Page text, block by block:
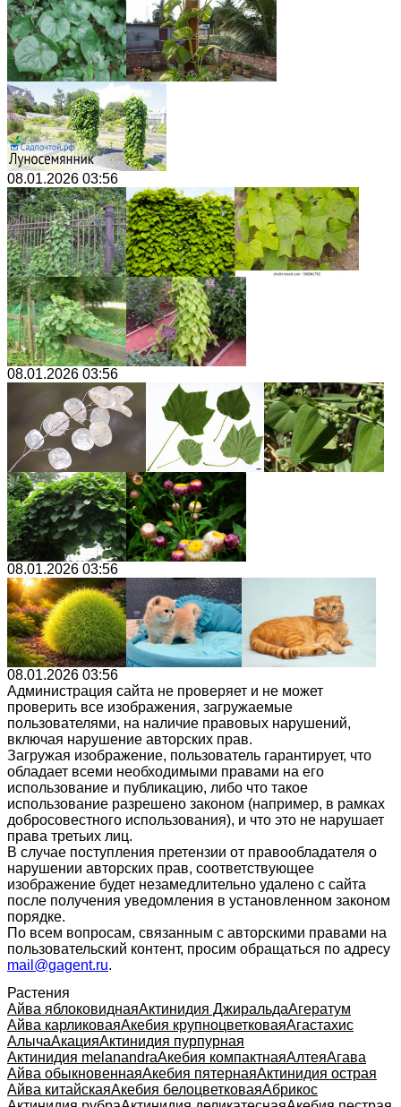
08.01.2026 03:56
08.01.2026 03:56
08.01.2026 03:56
08.01.2026 03:56
Администрация сайта не проверяет и не может
проверить все изображения, загружаемые
пользователями, на наличие правовых нарушений,
включая нарушение авторских прав.
Загружая изображение, пользователь гарантирует, что
обладает всеми необходимыми правами на его
использование и публикацию, либо что такое
использование разрешено законом (например, в рамках
добросовестного использования), и что это не нарушает
права третьих лиц.
В случае поступления претензии от правообладателя о
нарушении авторских прав, соответствующее
изображение будет незамедлительно удалено с сайта
после получения уведомления в установленном законом
порядке.
По всем вопросам, связанным с авторскими правами на
пользовательский контент, просим обращаться по адресу
mail@gagent.ru.
Растения
Айва яблоковиднаяАктинидия ДжиральдаАгератум
Айва карликоваяАкебия крупноцветковаяАгастахис
АлычаАкацияАктинидия пурпурная
Актинидия melanandraАкебия компактнаяАлтеяАгава
Айва обыкновеннаяАкебия пятернаяАктинидия острая
Айва китайскаяАкебия белоцветковаяАбрикос